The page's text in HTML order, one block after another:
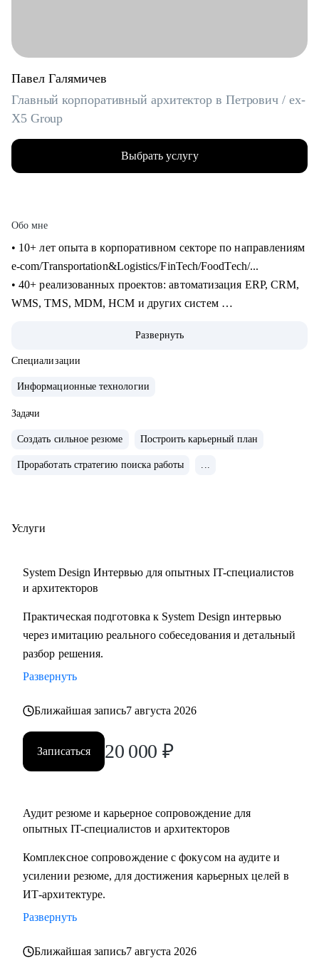
Павел Галямичев
Главный корпоративный архитектор в Петрович / ex-
X5 Group
Выбрать услугу
Обо мне
• 10+ лет опыта в корпоративном секторе по направлениям
e-com/Transportation&Logistics/FinTech/FoodTech/...
• 40+ реализованных проектов: автоматизация ERP, CRM,
WMS, TMS, MDM, HCM и других систем
• 400+ собеседований проведенных для того, чтобы
С чем помогу:
• Карьерные цели в ИТ-архитектуре
• Навыки проектирования архитектуры
• Обратная связь и мотивация
• ИТ-трансформация
Кому могу помочь:
• Техлидам/тимлидам: развитие в ИТ-архитектуре,
подготовка к собеседованиям.
• Архитекторам: карьерный рост до корпоративного
• Разработчикам: архитектурные решения.
• ИТ-руководителям: понимание роли архитектуры.
Развернуть
Специализации
Информационные технологии
Задачи
Создать сильное резюме Построить карьерный план
Проработать стратегию поиска работы ...
Услуги
System Design Интервью для опытных IT-специалистов
и архитекторов
Практическая подготовка к System Design интервью
через имитацию реального собеседования и детальный
разбор решения.
Развернуть
Ближайшая запись7 августа 2026
Записаться 20 000 ₽
Аудит резюме и карьерное сопровождение для
опытных IT-специалистов и архитекторов
Комплексное сопровождение с фокусом на аудите и
усилении резюме, для достижения карьерных целей в
ИТ-архитектуре.
Развернуть
Ближайшая запись7 августа 2026